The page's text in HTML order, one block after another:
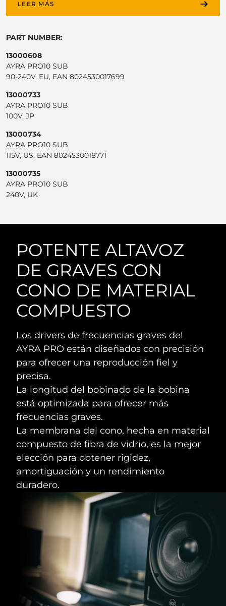
LEER MÁS
PART NUMBER:
13000608
AYRA PRO10 SUB
90-240V, EU, EAN 8024530017699
13000733
AYRA PRO10 SUB
100V, JP
13000734
AYRA PRO10 SUB
115V, US, EAN 8024530018771
13000735
AYRA PRO10 SUB
240V, UK
POTENTE ALTAVOZ
DE GRAVES CON
CONO DE MATERIAL
COMPUESTO
Los drivers de frecuencias graves del
AYRA PRO están diseñados con precisión
para ofrecer una reproducción fiel y
precisa.
La longitud del bobinado de la bobina
está optimizada para ofrecer más
frecuencias graves.
La membrana del cono, hecha en material
compuesto de fibra de vidrio, es la mejor
elección para obtener rigidez,
amortiguación y un rendimiento
duradero.